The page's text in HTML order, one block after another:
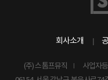
회사소개
(주) 스톰프뮤직 사업자